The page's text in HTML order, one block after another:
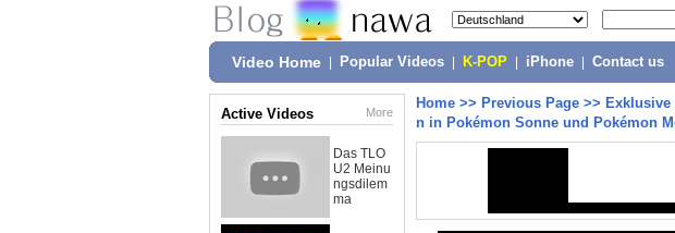
Video Home Popular Videos K-POP iPhone Contact us
Active Videos More
Das TLO
U2 Meinu
ngsdilem
ma
Home >> Previous Page >> Exklusive
n in Pokémon Sonne und Pokémon